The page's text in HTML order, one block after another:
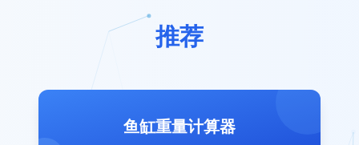
推荐
鱼缸重量计算器